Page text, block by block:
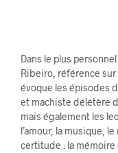
Dans le plus
Ribeiro, référence sur
évoque les épisodes
et machiste délétère
mais également les
l’amour, la musique,
certitude : la